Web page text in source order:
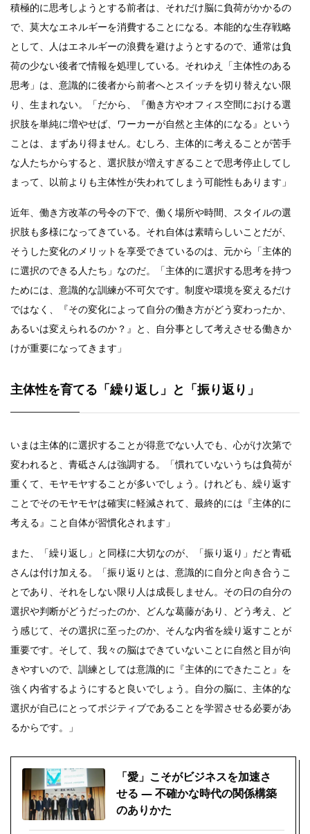
積極的に思考しようとする前者は、それだけ脳に負荷がかかるの
で、莫大なエネルギーを消費することになる。本能的な生存戦略
として、人はエネルギーの浪費を避けようとするので、通常は負
荷の少ない後者で情報を処理している。それゆえ「主体性のある
思考」は、意識的に後者から前者へとスイッチを切り替えない限
り、生まれない。「だから、『働き方やオフィス空間における選
択肢を単純に増やせば、ワーカーが自然と主体的になる』という
ことは、まずあり得ません。むしろ、主体的に考えることが苦手
な人たちからすると、選択肢が増えすぎることで思考停止してし
まって、以前よりも主体性が失われてしまう可能性もあります」
近年、働き方改革の号令の下で、働く場所や時間、スタイルの選
択肢も多様になってきている。それ自体は素晴らしいことだが、
そうした変化のメリットを享受できているのは、元から「主体的
に選択のできる人たち」なのだ。「主体的に選択する思考を持つ
ためには、意識的な訓練が不可欠です。制度や環境を変えるだけ
ではなく、『その変化によって自分の働き方がどう変わったか、
あるいは変えられるのか？』と、自分事として考えさせる働きか
けが重要になってきます」
主体性を育てる「繰り返し」と「振り返り」
いまは主体的に選択することが得意でない人でも、心がけ次第で
変われると、青砥さんは強調する。「慣れていないうちは負荷が
重くて、モヤモヤすることが多いでしょう。けれども、繰り返す
ことでそのモヤモヤは確実に軽減されて、最終的には『主体的に
考える』こと自体が習慣化されます」
また、「繰り返し」と同様に大切なのが、「振り返り」だと青砥
さんは付け加える。「振り返りとは、意識的に自分と向き合うこ
とであり、それをしない限り人は成長しません。その日の自分の
選択や判断がどうだったのか、どんな葛藤があり、どう考え、ど
う感じて、その選択に至ったのか、そんな内省を繰り返すことが
重要です。そして、我々の脳はできていないことに自然と目が向
きやすいので、訓練としては意識的に『主体的にできたこと』を
強く内省するようにすると良いでしょう。自分の脳に、主体的な
選択が自己にとってポジティブであることを学習させる必要があ
るからです。」
「愛」こそがビジネスを加速さ
せる ― 不確かな時代の関係構築
のありかた